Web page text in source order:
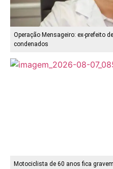
Operação Mensageiro: ex-prefeito
condenados
Motociclista de 60 anos fica